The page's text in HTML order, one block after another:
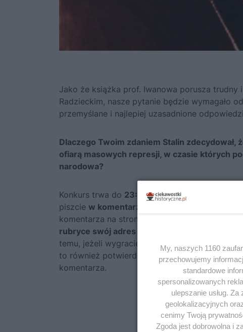
Jako że książka prof. Iwanowa porusza
Radzieckim, nasze pytanie będzie wymagało
przemyślane i najlepiej uzasadnione
Dlaczego Twoim zdaniem Stalin zdecydował,
ofiarą masowych represji, w czasie których
narodowa?
Konkurs trwa do 23:59 w poniedziałek 26
piszcie w komentarzach pod tym postem
komentarza na stronie
rubryce swój adres e-mail
(jest on widoczny
temu, jeżeli wygracie, będziemy mogli się z
to również potwierdzenie, że to Wy jesteście
komentarza.
My, naszych 1160
przechowujemy
standardowe
spersonalizowanych
ulepszanie usług.
geolokalizacyjnych
cenimy Twoją
Zgoda jest dobrowolna i